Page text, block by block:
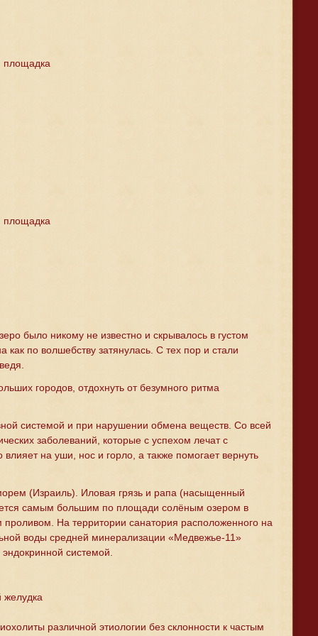
площадка
площадка
было никому не известно и скрывалось в густом
по волшебству затянулась. С тех пор и стали
городов, отдохнуть от безумного ритма
системой и при нарушении обмена веществ. Со всей
заболеваний, которые с успехом лечат с
на уши, нос и горло, а также помогает вернуть
(Израиль). Иловая грязь и рапа (насыщенный
самым большим по площади солёным озером в
На территории санатория расположенного на
воды средней минерализации «Медвежье-11»
системой.
желудка
различной этиологии без склонности к частым